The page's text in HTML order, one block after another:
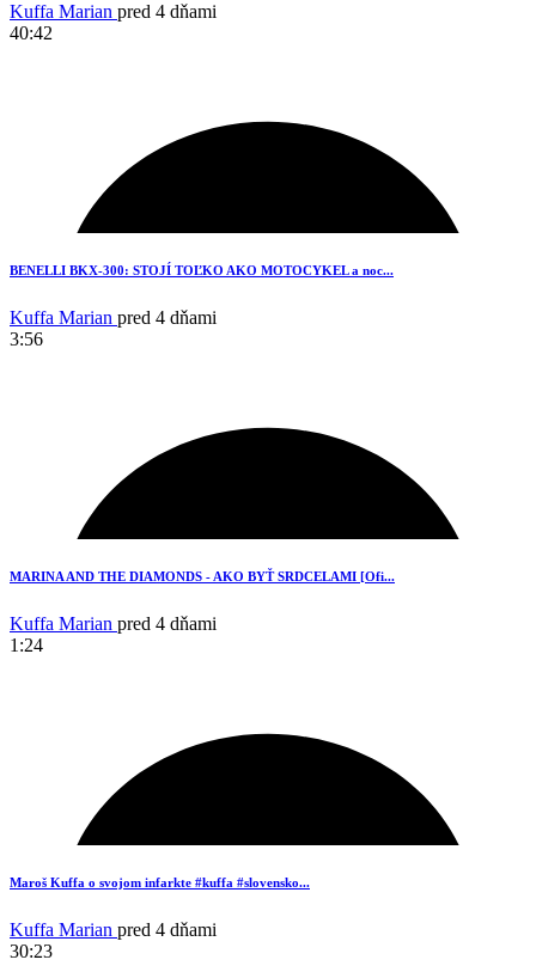
18
Kuffa Marian pred 4 dňami
40:42
19
BENELLI BKX-300: STOJÍ TOĽKO AKO MOTOCYKEL a noc...
Kuffa Marian pred 4 dňami
3:56
16
MARINA AND THE DIAMONDS - AKO BYŤ SRDCELAMI [Ofi...
Kuffa Marian pred 4 dňami
1:24
Maroš Kuffa o svojom infarkte #kuffa #slovensko...
Kuffa Marian pred 4 dňami
30:23